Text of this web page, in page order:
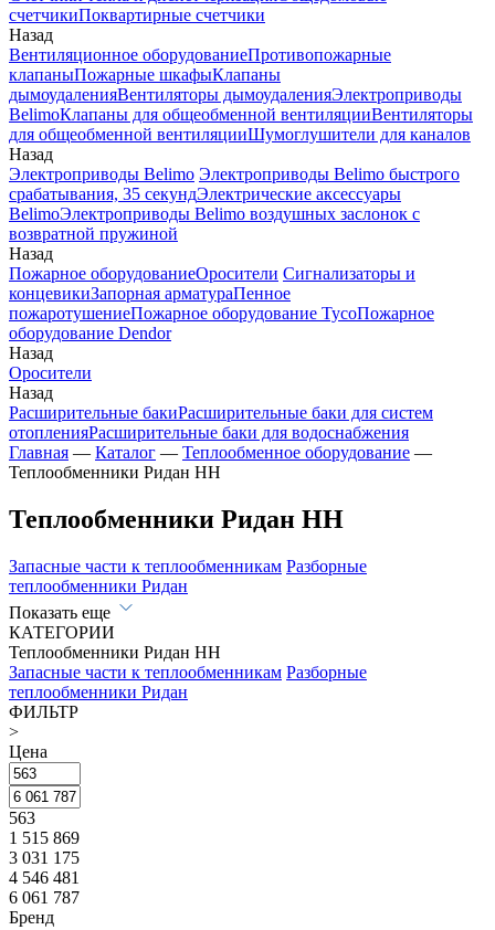
счетчикиПоквартирные счетчики
Назад
Вентиляционное оборудованиеПротивопожарные
клапаныПожарные шкафыКлапаны
дымоудаленияВентиляторы дымоудаленияЭлектроприводы
BelimoКлапаны для общеобменной вентиляцииВентиляторы
для общеобменной вентиляцииШумоглушители для каналов
Назад
Электроприводы Belimo Электроприводы Belimo быстрого
срабатывания, 35 секундЭлектрические аксессуары
BelimoЭлектроприводы Belimo воздушных заслонок c
возвратной пружиной
Назад
Пожарное оборудованиеОросители Сигнализаторы и
концевикиЗапорная арматураПенное
пожаротушениеПожарное оборудование TycoПожарное
оборудование Dendor
Назад
Оросители
Назад
Расширительные бакиРасширительные баки для систем
отопленияРасширительные баки для водоснабжения
Главная — Каталог — Теплообменное оборудование —
Теплообменники Ридан НН
Теплообменники Ридан НН
Запасные части к теплообменникам Разборные
теплообменники Ридан
Показать еще
КАТЕГОРИИ
Теплообменники Ридан НН
Запасные части к теплообменникам Разборные
теплообменники Ридан
ФИЛЬТР
>
Цена
563
1 515 869
3 031 175
4 546 481
6 061 787
Бренд